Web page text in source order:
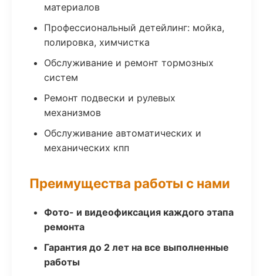
материалов
Профессиональный детейлинг: мойка,
полировка, химчистка
Обслуживание и ремонт тормозных
систем
Ремонт подвески и рулевых
механизмов
Обслуживание автоматических и
механических кпп
Преимущества работы с нами
Фото- и видеофиксация каждого этапа
ремонта
Гарантия до 2 лет на все выполненные
работы